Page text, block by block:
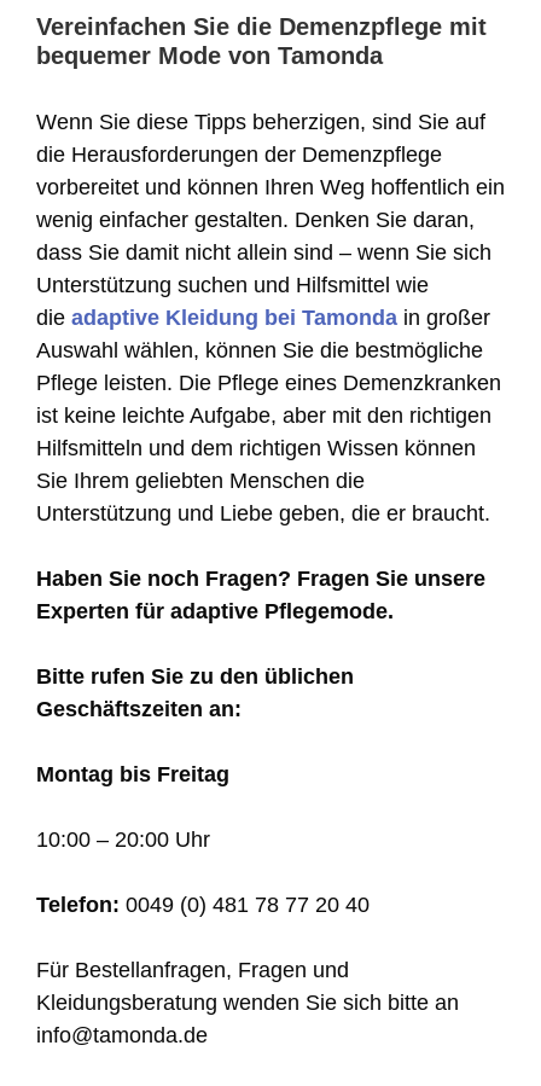
Vereinfachen Sie die Demenzpflege mit
bequemer Mode von Tamonda
Wenn Sie diese Tipps beherzigen, sind Sie auf
die Herausforderungen der Demenzpflege
vorbereitet und können Ihren Weg hoffentlich ein
wenig einfacher gestalten. Denken Sie daran,
dass Sie damit nicht allein sind – wenn Sie sich
Unterstützung suchen und Hilfsmittel wie
die adaptive Kleidung bei Tamonda in großer
Auswahl wählen, können Sie die bestmögliche
Pflege leisten. Die Pflege eines Demenzkranken
ist keine leichte Aufgabe, aber mit den richtigen
Hilfsmitteln und dem richtigen Wissen können
Sie Ihrem geliebten Menschen die
Unterstützung und Liebe geben, die er braucht.
Haben Sie noch Fragen? Fragen Sie unsere
Experten für adaptive Pflegemode.
Bitte rufen Sie zu den üblichen
Geschäftszeiten an:
Montag bis Freitag
10:00 – 20:00 Uhr
Telefon: 0049 (0) 481 78 77 20 40
Für Bestellanfragen, Fragen und
Kleidungsberatung wenden Sie sich bitte an
info@tamonda.de